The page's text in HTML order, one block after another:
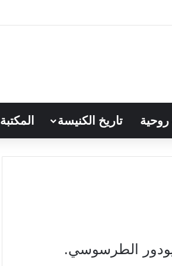
تاريخ الكنيسة المكتبة
الطرسوسي.